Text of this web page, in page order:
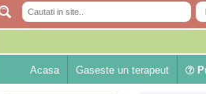
Acasa Gaseste un terapeut